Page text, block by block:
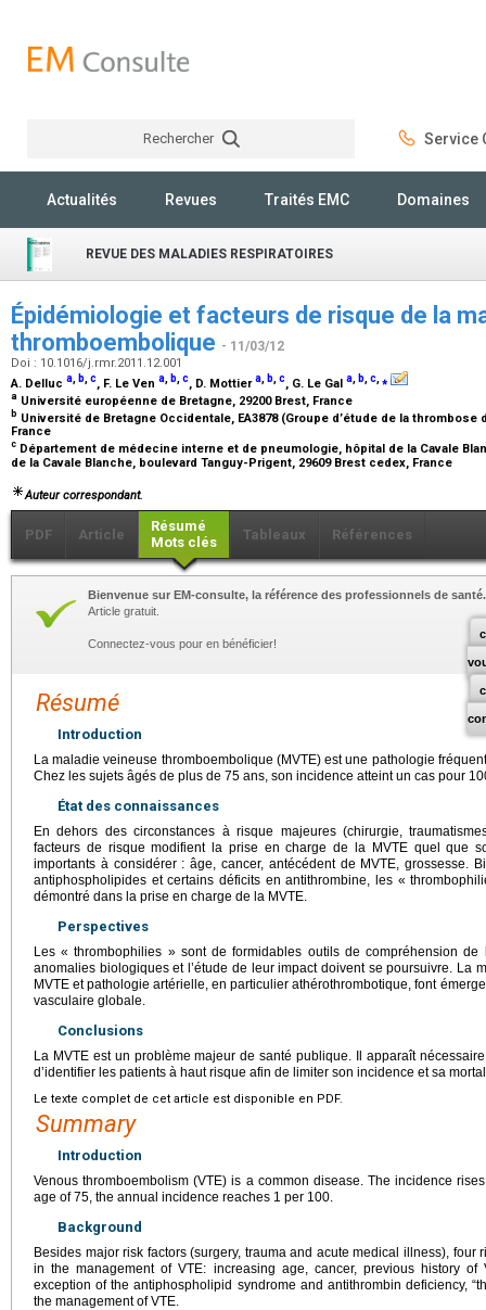
Rechercher Service
Actualités Revues Traités EMC Domaines
REVUE DES MALADIES RESPIRATOIRES
Épidémiologie et facteurs de risque de la
thromboembolique - 11/03/12
Doi : 10.1016/j.rmr.2011.12.001
A. Delluc a, b,c, F. Le Ven a, b,c, D. Mottiera, b,c, G. Le Gal a, b,c,⁎
a Université européenne de Bretagne, 29200 Brest, France
b Université de Bretagne Occidentale, EA3878 (Groupe d’étude de la thrombose
France
c Département de médecine interne et de pneumologie, hôpital de la Cavale
de la Cavale Blanche, boulevard Tanguy-Prigent, 29609 Brest cedex, France
Auteur correspondant.
PDF Article
Résumé
Mots clés
Tableaux Références
Bienvenue sur EM-consulte, la référence des professionnels de santé.
Article gratuit.
Connectez-vous pour en bénéficier!
Résumé
Introduction
La maladie veineuse thromboembolique (MVTE) est une pathologie
Chez les sujets âgés de plus de 75 ans, son incidence atteint un cas pour
État des connaissances
En dehors des circonstances à risque majeures (chirurgie,
facteurs de risque modifient la prise en charge de la MVTE quel que
importants à considérer : âge, cancer, antécédent de MVTE, grossesse.
antiphospholipides et certains déficits en antithrombine, les «
démontré dans la prise en charge de la MVTE.
Perspectives
Les « thrombophilies » sont de formidables outils de compréhension
anomalies biologiques et l’étude de leur impact doivent se poursuivre. La
MVTE et pathologie artérielle, en particulier athérothrombotique, font
vasculaire globale.
Conclusions
La MVTE est un problème majeur de santé publique. Il apparaît
d’identifier les patients à haut risque afin de limiter son incidence et sa
Le texte complet de cet article est disponible en PDF.
Summary
Introduction
Venous thromboembolism (VTE) is a common disease. The incidence
age of 75, the annual incidence reaches 1 per 100.
Background
Besides major risk factors (surgery, trauma and acute medical illness), four
in the management of VTE: increasing age, cancer, previous history
exception of the antiphospholipid syndrome and antithrombin deficiency,
the management of VTE.